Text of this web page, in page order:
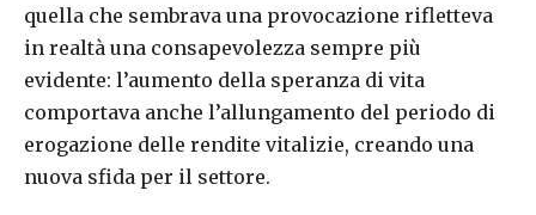
quella che sembrava una provocazione rifletteva
in realtà una consapevolezza sempre più
evidente: l’aumento della speranza di vita
comportava anche l’allungamento del periodo di
erogazione delle rendite vitalizie, creando una
nuova sfida per il settore.